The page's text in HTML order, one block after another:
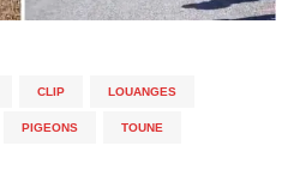
CLIP LOUANGES
PIGEONS TOUNE